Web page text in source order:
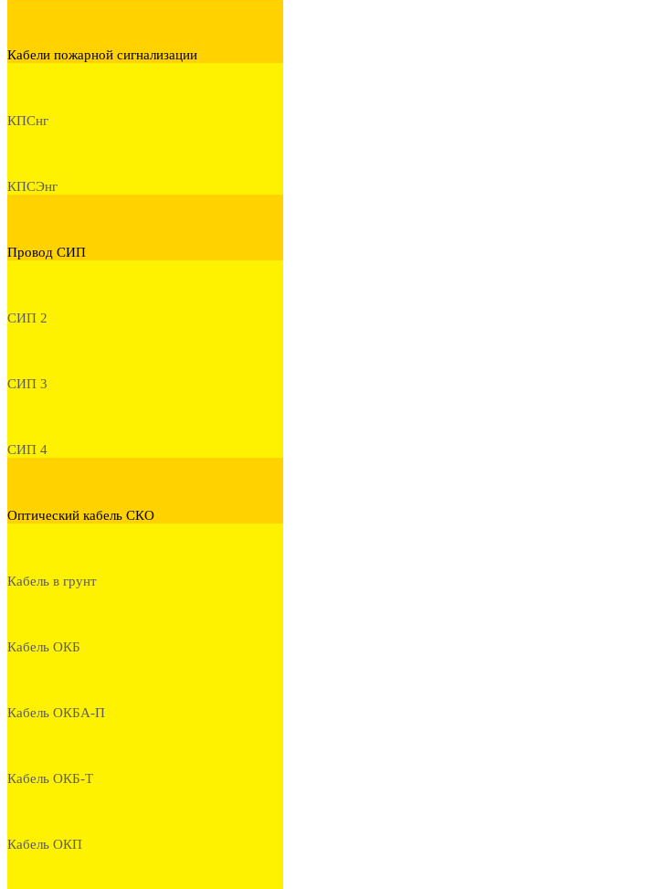
Кабели пожарной сигнализации
КПСнг
КПСЭнг
Провод СИП
СИП 2
СИП 3
СИП 4
Оптический кабель СКО
Кабель в грунт
Кабель ОКБ
Кабель ОКБА-П
Кабель ОКБ-Т
Кабель ОКП